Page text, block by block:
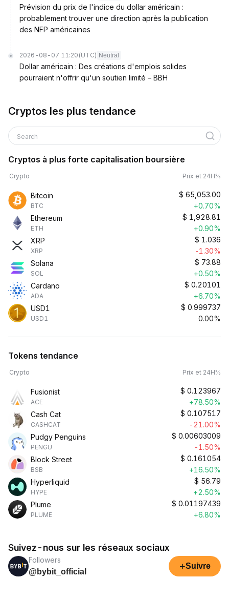
Prévision du prix de l'indice du dollar américain :
probablement trouver une direction après la publication
des NFP américaines
2026-08-07 11:20 (UTC) Neutral
Dollar américain : Des créations d'emplois solides
pourraient n'offrir qu'un soutien limité – BBH
Cryptos les plus tendance
Search
Cryptos à plus forte capitalisation boursière
Crypto Prix et 24H%
Bitcoin
BTC
$ 65,053.00
+0.70%
Ethereum
ETH
$ 1,928.81
+0.90%
XRP
XRP
$ 1.036
-1.30%
Solana
SOL
$ 73.88
+0.50%
Cardano
ADA
$ 0.20101
+6.70%
USD1
USD1
$ 0.999737
0.00%
Tokens tendance
Crypto Prix et 24H%
Fusionist
ACE
$ 0.123967
+78.50%
Cash Cat
CASHCAT
$ 0.107517
-21.00%
Pudgy Penguins
PENGU
$ 0.00603009
-1.50%
Block Street
BSB
$ 0.161054
+16.50%
Hyperliquid
HYPE
$ 56.79
+2.50%
Plume
PLUME
$ 0.01197439
+6.80%
Suivez-nous sur les réseaux sociaux
Followers
@bybit_official
+Suivre